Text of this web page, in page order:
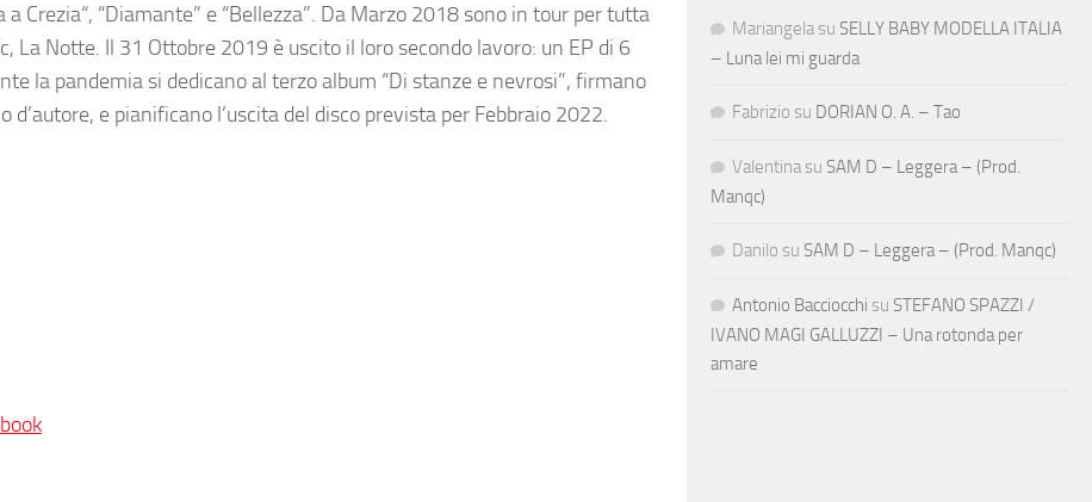
Crezia“, “Diamante” e “Bellezza”. Da Marzo 2018 sono in tour per tutta
, La Notte. Il 31 Ottobre 2019 è uscito il loro secondo lavoro: un EP di 6
la pandemia si dedicano al terzo album “Di stanze e nevrosi”, firmano
e pianificano l’uscita del disco prevista per Febbraio 2022.
Mariangela su SELLY BABY MODELLA ITALIA
– Luna lei mi guarda
Fabrizio su DORIAN O. A. – Tao
Valentina su SAM D – Leggera – (Prod.
Manqc)
Danilo su SAM D – Leggera – (Prod. Manqc)
Antonio Bacciocchi su STEFANO SPAZZI /
IVANO MAGI GALLUZZI – Una rotonda per
amare